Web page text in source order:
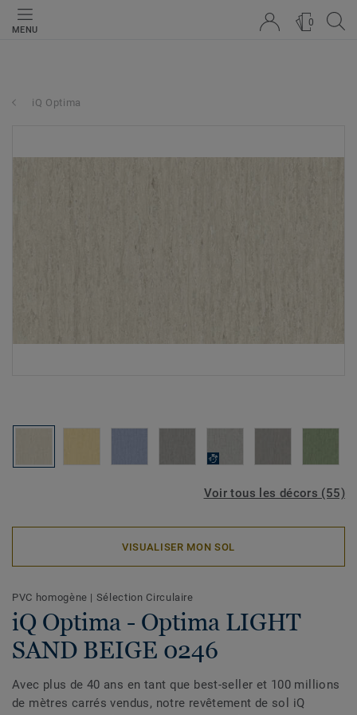
MENU
0
iQ Optima
Voir tous les décors (55)
VISUALISER MON SOL
PVC homogène | Sélection Circulaire
iQ Optima - Optima LIGHT
SAND BEIGE 0246
Avec plus de 40 ans en tant que best-seller et 100 millions
de mètres carrés vendus, notre revêtement de sol iQ